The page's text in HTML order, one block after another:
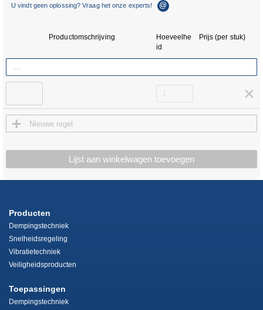
4019 Nicole Szeja
U vindt geen oplossing? Vraag het onze experts!
Productomschrijving
Hoeveelhe
id
Prijs (per stuk)
×
+ Nieuwe regel
Lijst aan winkelwagen toevoegen
Producten
Dempingstechniek
Snelheidsregeling
Vibratietechniek
Veiligheidsproducten
Toepassingen
Dempingstechniek